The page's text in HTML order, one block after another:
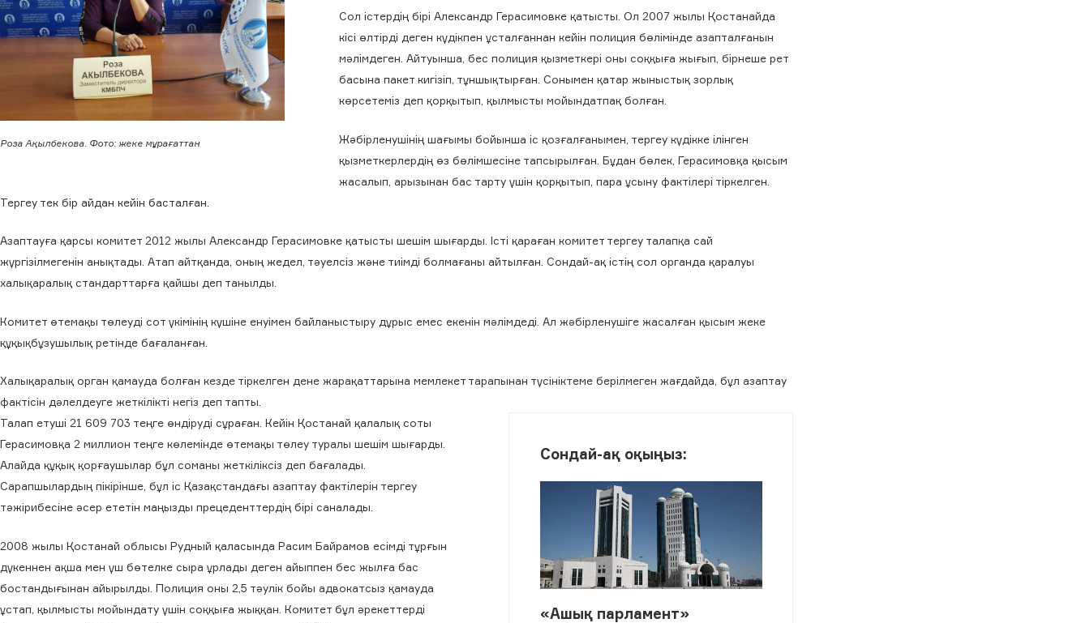
Роза Ақылбекова. Фото: жеке мұрағаттан
Сол істердің бірі Александр Герасимовке қатысты. Ол 2007 жылы Қостанайда
кісі өлтірді деген күдікпен ұсталғаннан кейін полиция бөлімінде азапталғанын
мәлімдеген. Айтуынша, бес полиция қызметкері оны соққыға жығып, бірнеше рет
басына пакет кигізіп, тұншықтырған. Сонымен қатар жыныстық зорлық
көрсетеміз деп қорқытып, қылмысты мойындатпақ болған.
Жәбірленушінің шағымы бойынша іс қозғалғанымен, тергеу күдікке ілінген
қызметкерлердің өз бөлімшесіне тапсырылған. Бұдан бөлек, Герасимовқа қысым
жасалып, арызынан бас тарту үшін қорқытып, пара ұсыну фактілері тіркелген.
Тергеу тек бір айдан кейін басталған.
Азаптауға қарсы комитет 2012 жылы Александр Герасимовке қатысты шешім шығарды. Істі қараған комитет тергеу талапқа сай
жүргізілмегенін анықтады. Атап айтқанда, оның жедел, тәуелсіз және тиімді болмағаны айтылған. Сондай-ақ істің сол органда қаралуы
халықаралық стандарттарға қайшы деп танылды.
Комитет өтемақы төлеуді сот үкімінің күшіне енуімен байланыстыру дұрыс емес екенін мәлімдеді. Ал жәбірленушіге жасалған қысым жеке
құқықбұзушылық ретінде бағаланған.
Халықаралық орган қамауда болған кезде тіркелген дене жарақаттарына мемлекет тарапынан түсініктеме берілмеген жағдайда, бұл азаптау
фактісін дәлелдеуге жеткілікті негіз деп тапты.
Сондай-ақ оқыңыз:
«Ашық парламент»
Талап етуші 21 609 703 теңге өндіруді сұраған. Кейін Қостанай қалалық соты
Герасимовқа 2 миллион теңге көлемінде өтемақы төлеу туралы шешім шығарды.
Алайда құқық қорғаушылар бұл соманы жеткіліксіз деп бағалады.
Сарапшылардың пікірінше, бұл іс Қазақстандағы азаптау фактілерін тергеу
тәжірибесіне әсер ететін маңызды прецеденттердің бірі саналады.
2008 жылы Қостанай облысы Рудный қаласында Расим Байрамов есімді тұрғын
дүкеннен ақша мен үш бөтелке сыра ұрлады деген айыппен бес жылға бас
бостандығынан айырылды. Полиция оны 2,5 тәулік бойы адвокатсыз қамауда
ұстап, қылмысты мойындату үшін соққыға жыққан. Комитет бұл әрекеттерді